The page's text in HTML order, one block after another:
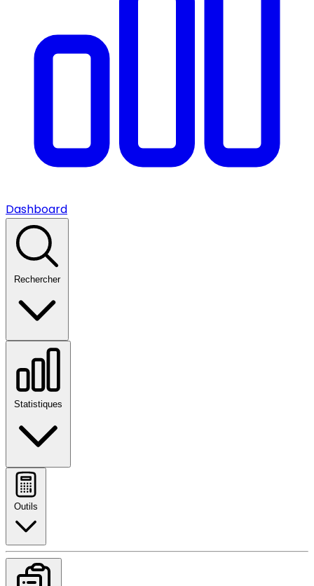
Dashboard
Rechercher
Statistiques
Outils